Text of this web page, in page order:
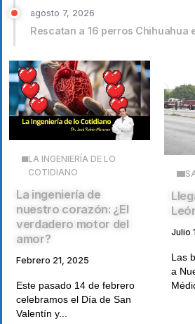
agosto 7, 2026
Rescatan a 16 perros Chihuahua
LA INGENIERÍA DE LO
COTIDIANO
La ingeniería de
nuestro corazón: ¿El
verdadero motor del
amor?
Febrero 21, 2025
Este pasado 14 de febrero
celebramos el Día de San
Valentín y...
Julio
Las
a